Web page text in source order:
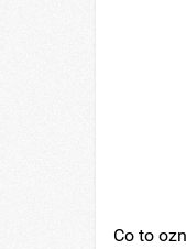
Co to